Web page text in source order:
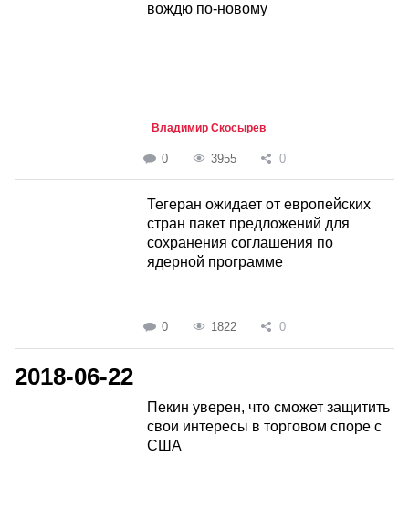
вождю по-новому
Владимир Скосырев
0 3955 0
Тегеран ожидает от европейских
стран пакет предложений для
сохранения соглашения по
ядерной программе
0 1822 0
2018-06-22
Пекин уверен, что сможет защитить
свои интересы в торговом споре с
США